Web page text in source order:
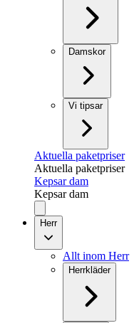
Damskor
Vi tipsar
Aktuella paketpriser
Aktuella paketpriser
Kepsar dam
Kepsar dam
Herr
Allt inom Herr
Herrkläder